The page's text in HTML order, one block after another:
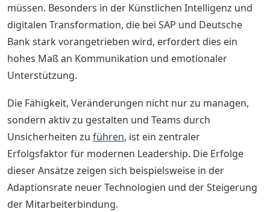
müssen. Besonders in der Künstlichen Intelligenz und
digitalen Transformation, die bei SAP und Deutsche
Bank stark vorangetrieben wird, erfordert dies ein
hohes Maß an Kommunikation und emotionaler
Unterstützung.
Die Fähigkeit, Veränderungen nicht nur zu managen,
sondern aktiv zu gestalten und Teams durch
Unsicherheiten zu führen, ist ein zentraler
Erfolgsfaktor für modernen Leadership. Die Erfolge
dieser Ansätze zeigen sich beispielsweise in der
Adaptionsrate neuer Technologien und der Steigerung
der Mitarbeiterbindung.